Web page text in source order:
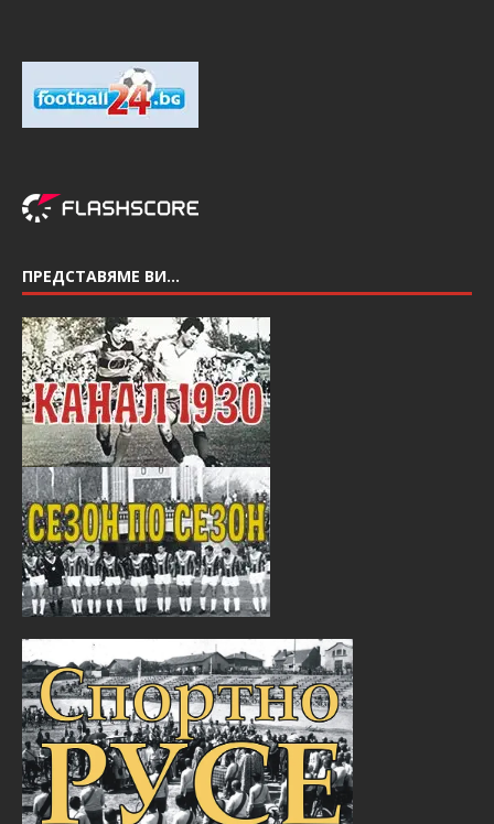
ПРЕДСТАВЯМЕ ВИ…